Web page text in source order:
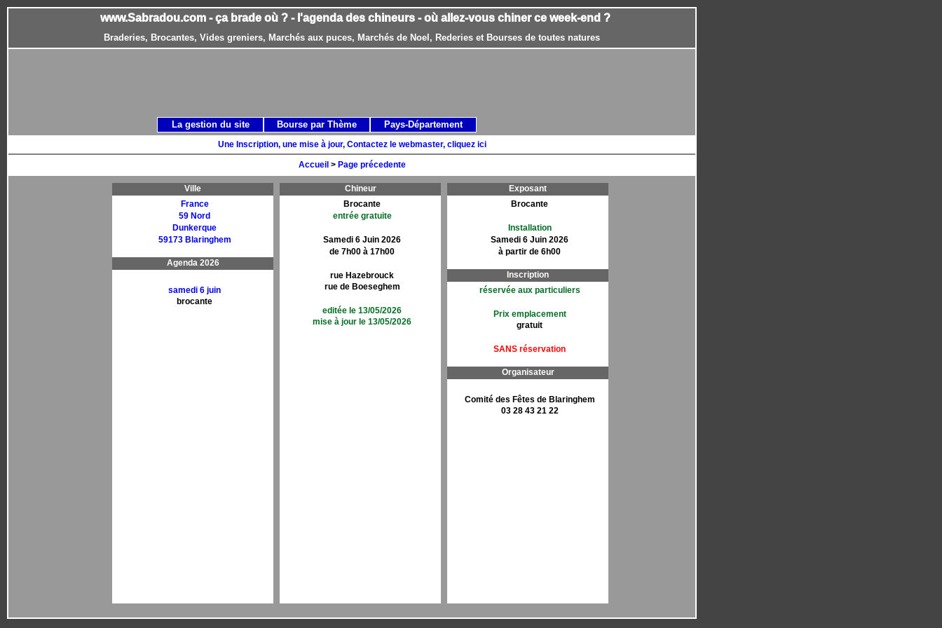
www.Sabradou.com - ça brade où ? - l'agenda des chineurs - où allez-vous chiner ce week-end ?
Braderies, Brocantes, Vides greniers, Marchés aux puces, Marchés de Noel, Rederies et Bourses de toutes natures
Une Inscription, une mise à jour, Contactez le webmaster, cliquez ici
Accueil > Page précedente
Ville
France
59 Nord
Dunkerque
59173 Blaringhem
Agenda 2026
samedi 6 juin
brocante
Chineur
Brocante
entrée gratuite
Samedi 6 Juin 2026
de 7h00 à 17h00
rue Hazebrouck
rue de Boeseghem
editée le 13/05/2026
mise à jour le 13/05/2026
Exposant
Brocante
Installation
Samedi 6 Juin 2026
à partir de 6h00
Inscription
réservée aux particuliers
Prix emplacement
gratuit
SANS réservation
Organisateur
Comité des Fêtes de Blaringhem
03 28 43 21 22
La gestion du site Bourse par Thème Pays-Département